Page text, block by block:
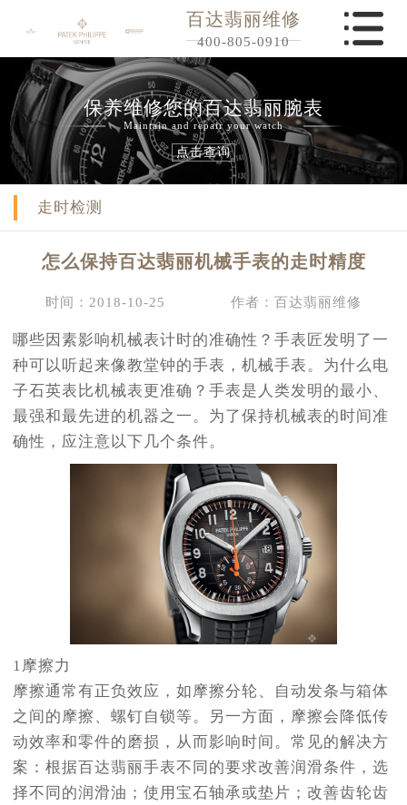
百达翡丽维修
400-805-0910
保养维修您的百达翡丽腕表
Maintain and repair your watch
点击查询
走时检测
怎么保持百达翡丽机械手表的走时精度
时间：2018-10-25 作者：百达翡丽维修
哪些因素影响机械表计时的准确性？手表匠发明了一
种可以听起来像教堂钟的手表，机械手表。为什么电
子石英表比机械表更准确？手表是人类发明的最小、
最强和最先进的机器之一。为了保持机械表的时间准
确性，应注意以下几个条件。
1摩擦力
摩擦通常有正负效应，如摩擦分轮、自动发条与箱体
之间的摩擦、螺钉自锁等。另一方面，摩擦会降低传
动效率和零件的磨损，从而影响时间。常见的解决方
案：根据百达翡丽手表不同的要求改善润滑条件，选
择不同的润滑油；使用宝石轴承或垫片；改善齿轮齿